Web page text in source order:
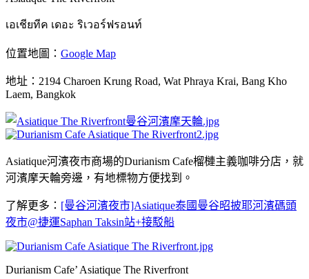
เอเชียทีค เดอะ ริเวอร์ฟรอนท์
位置地圖： Google Map
地址：2194 Charoen Krung Road, Wat Phraya Krai, Bang Kho
Laem, Bangkok
Asiatique河濱夜市商場的Durianism Cafe榴槤主義咖啡分店，就
河濱摩天輪旁邊，有地標物方便找到。
了解更多： [曼谷河濱夜市]Asiatique泰國曼谷昭披耶河濱碼頭
夜市@捷運Saphan Taksin站+接駁船
Durianism Cafe’ Asiatique The Riverfront